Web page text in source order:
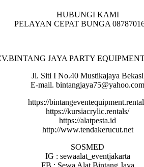
HUBUNGI KAMI
PELAYAN CEPAT BUNGA
JAYA PARTY
Jl. Siti I No.40 Mustikajaya Bekasi
E-mail. bintangjaya75@yahoo.com
https://
https://kursiacrylic.rentals/
https://alatpesta.id
http://www.tendakerucut.net
SOSMED
IG : sewaalat_eventjakarta
FB : Sewa Alat Bintang Jaya